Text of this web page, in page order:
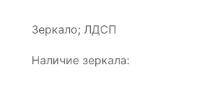
Зеркало; ЛДСП
Наличие зеркала: